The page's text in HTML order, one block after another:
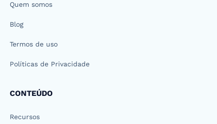
Quem somos
Blog
Termos de uso
Políticas de Privacidade
CONTEÚDO
Recursos